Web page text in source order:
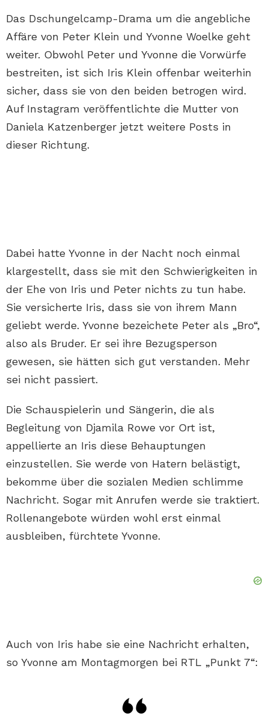
Das Dschungelcamp-Drama um die angebliche
Affäre von Peter Klein und Yvonne Woelke geht
weiter. Obwohl Peter und Yvonne die Vorwürfe
bestreiten, ist sich Iris Klein offenbar weiterhin
sicher, dass sie von den beiden betrogen wird.
Auf Instagram veröffentlichte die Mutter von
Daniela Katzenberger jetzt weitere Posts in
dieser Richtung.
Dabei hatte Yvonne in der Nacht noch einmal
klargestellt, dass sie mit den Schwierigkeiten in
der Ehe von Iris und Peter nichts zu tun habe.
Sie versicherte Iris, dass sie von ihrem Mann
geliebt werde. Yvonne bezeichete Peter als „Bro“,
also als Bruder. Er sei ihre Bezugsperson
gewesen, sie hätten sich gut verstanden. Mehr
sei nicht passiert.
Die Schauspielerin und Sängerin, die als
Begleitung von Djamila Rowe vor Ort ist,
appellierte an Iris diese Behauptungen
einzustellen. Sie werde von Hatern belästigt,
bekomme über die sozialen Medien schlimme
Nachricht. Sogar mit Anrufen werde sie traktiert.
Rollenangebote würden wohl erst einmal
ausbleiben, fürchtete Yvonne.
Auch von Iris habe sie eine Nachricht erhalten,
so Yvonne am Montagmorgen bei RTL „Punkt 7“: